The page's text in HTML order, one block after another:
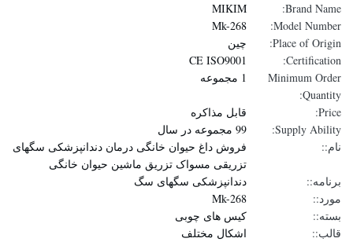
Brand Name:
MIKIM
Model Number:
Mk-268
Place of Origin:
چین
Certification:
CE ISO9001
Minimum Order
Quantity:
1 مجموعه
Price:
قابل مذاکره
Supply Ability:
99 مجموعه در سال
نام::
فروش داغ حیوان خانگی درمان دندانپزشکی سگهای
تزریقی مسواک تزریق ماشین حیوان خانگی
برنامه::
دندانپزشکی سگهای سگ
مورد::
Mk-268
بسته::
کیس های چوبی
قالب::
اشکال مختلف